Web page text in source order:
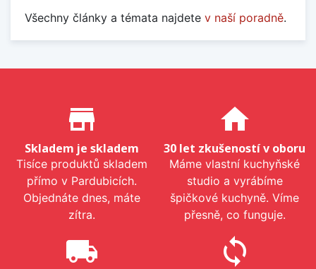
Všechny články a témata najdete v naší poradně.
Proč nakupovat u nás?
store_mall_directory
Skladem je skladem
Tisíce produktů skladem
přímo v Pardubicích.
Objednáte dnes, máte
zítra.
home
30 let zkušeností v oboru
Máme vlastní kuchyňské
studio a vyrábíme
špičkové kuchyně. Víme
přesně, co funguje.
local_shipping sync